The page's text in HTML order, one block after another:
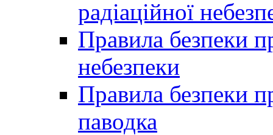
радіаційної
Правила безпеки
небезпеки
Правила безпеки
паводка